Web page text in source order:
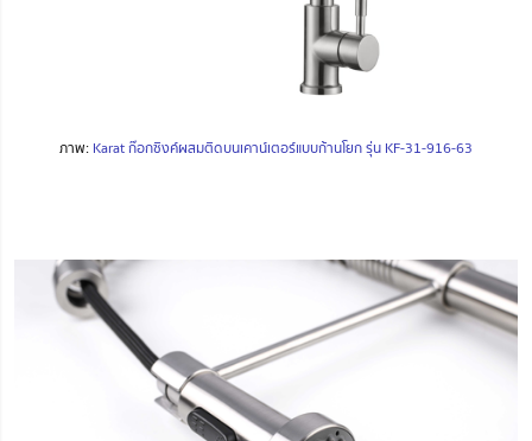
ภาพ: Karat ก๊อกซิงค์ผสมติดบนเคาน์เตอร์แบบก้านโยก รุ่น KF-31-916-63